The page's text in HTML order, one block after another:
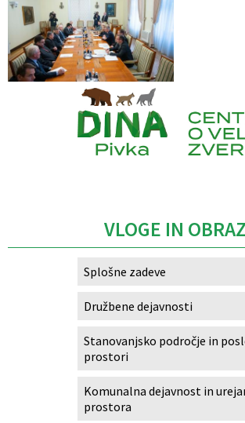
VLOGE IN
Splošne zadeve
Družbene dejavnosti
Stanovanjsko področje in
prostori
Komunalna dejavnost in
prostora